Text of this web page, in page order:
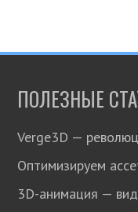
ПОЛЕЗНЫЕ
Verge3D —
Оптимизируем
3D-анимация —